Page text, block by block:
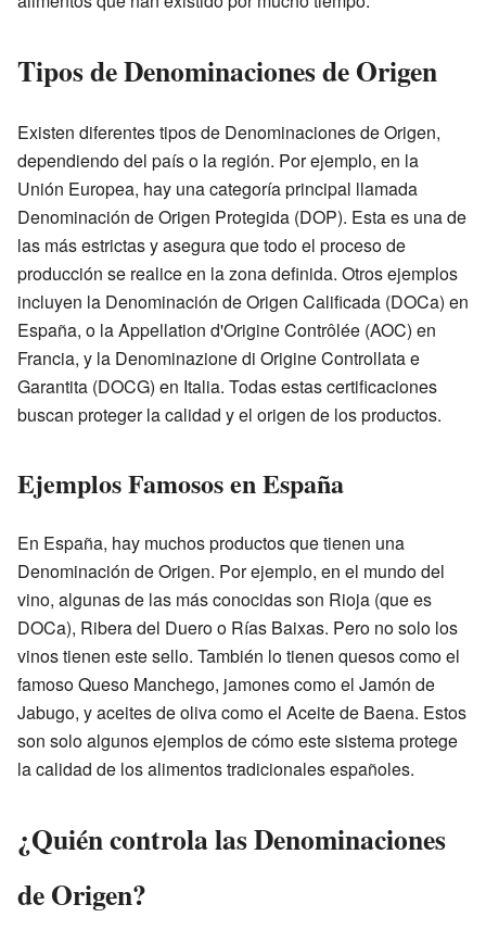
Tipos de Denominaciones de Origen
Existen diferentes tipos de Denominaciones de Origen,
dependiendo del país o la región. Por ejemplo, en la
Unión Europea, hay una categoría principal llamada
Denominación de Origen Protegida (DOP). Esta es una de
las más estrictas y asegura que todo el proceso de
producción se realice en la zona definida. Otros ejemplos
incluyen la Denominación de Origen Calificada (DOCa) en
España, o la Appellation d'Origine Contrôlée (AOC) en
Francia, y la Denominazione di Origine Controllata e
Garantita (DOCG) en Italia. Todas estas certificaciones
buscan proteger la calidad y el origen de los productos.
Ejemplos Famosos en España
En España, hay muchos productos que tienen una
Denominación de Origen. Por ejemplo, en el mundo del
vino, algunas de las más conocidas son Rioja (que es
DOCa), Ribera del Duero o Rías Baixas. Pero no solo los
vinos tienen este sello. También lo tienen quesos como el
famoso Queso Manchego, jamones como el Jamón de
Jabugo, y aceites de oliva como el Aceite de Baena. Estos
son solo algunos ejemplos de cómo este sistema protege
la calidad de los alimentos tradicionales españoles.
¿Quién controla las Denominaciones
de Origen?